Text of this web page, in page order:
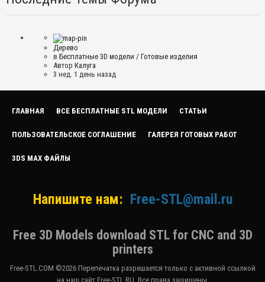
Дерево
в Бесплатные 3D модели / Готовые изделия
Автор Калуга
3 нед. 1 день назад
ГЛАВНАЯ ВСЕ БЕСПЛАТНЫЕ STL МОДЕЛИ СТАТЬИ
ПОЛЬЗОВАТЕЛЬСКОЕ СОГЛАШЕНИЕ ГАЛЕРЕЯ ГОТОВЫХ РАБОТ
3DS MAX ФАЙЛЫ
Напишите нам: Free-STL@mail.ru
Free 3D Models download STL for CNC and 3D
printers
Free-STL.COM ©2026 Перепечатка разрешается только с активной ссылкой
на наш сайт Free-STL.RU. Все права защищены.